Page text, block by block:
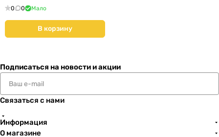
0 0 Мало
В корзину
Подписаться на новости и акции
Связаться с нами
Информация
О магазине